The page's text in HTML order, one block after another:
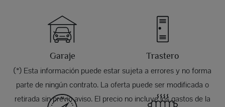
Garaje Trastero
(*) Esta información puede estar sujeta a errores y no forma
parte de ningún contrato. La oferta puede ser modificada o
retirada sin previo aviso. El precio no incluye los gastos de la